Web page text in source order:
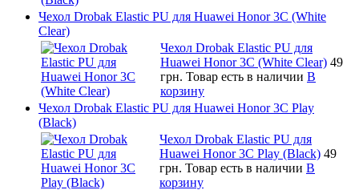
Чехол Drobak Elastic PU для Huawei Honor 3C (White
Clear)
Чехол Drobak Elastic PU для
Huawei Honor 3C (White Clear) 49
грн. Товар есть в наличии В
корзину
Чехол Drobak Elastic PU для Huawei Honor 3C Play
(Black)
Чехол Drobak Elastic PU для
Huawei Honor 3C Play (Black) 49
грн. Товар есть в наличии В
корзину